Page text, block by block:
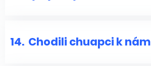
14. Chodili chuapci k nám